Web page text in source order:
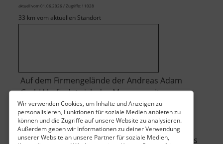
Wir verwenden Cookies, um Inhalte und Anzeigen zu
personalisieren, Funktionen für soziale Medien anbieten zu
können und die Zugriffe auf unsere Website zu analysieren.
Außerdem geben wir Informationen zu deiner Verwendung
unserer Website an unsere Partner für soziale Medien,
aktuell vom 01.06.2026 / Zugriffe: 11028
33 km vom aktuellen Standort
Auf dem Firmengelände der Andreas Adam
GmbH befindet sich das Museum mit
historischen Exponaten aus vielen Jahren
Straßenbau. Zu sehen gibt es unter anderem
handwerkliche Dinge des Straßenbaues, einen
genieteten Wasserwagen der Fa. Hentschel aus